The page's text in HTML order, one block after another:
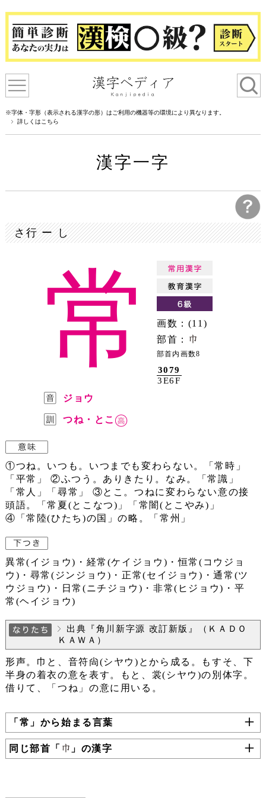
※字体・字形（表示される漢字の形）はご利用の機器等の環境により異なります。
詳しくはこちら
漢字一字
さ行 ー し
常
画数：(11)
部首：
部首内画数8
3079
3E6F
ジョウ
つね・とこ
①つね。いつも。いつまでも変わらない。「常時」
「平常」 ②ふつう。ありきたり。なみ。「常識」
「常人」「尋常」 ③とこ。つねに変わらない意の接
頭語。「常夏(とこなつ)」「常闇(とこやみ)」
④「常陸(ひたち)の国」の略。「常州」
異常(イジョウ)・経常(ケイジョウ)・恒常(コウジョ
ウ)・尋常(ジンジョウ)・正常(セイジョウ)・通常(ツ
ウジョウ)・日常(ニチジョウ)・非常(ヒジョウ)・平
常(ヘイジョウ)
出典『角川新字源 改訂新版』（ＫＡＤＯ
ＫＡＷＡ）
形声。巾と、音符尙(シヤウ)とから成る。もすそ、下
半身の着衣の意を表す。もと、裳(シヤウ)の別体字。
借りて、「つね」の意に用いる。
「常」から始まる言葉
同じ部首「 」の漢字